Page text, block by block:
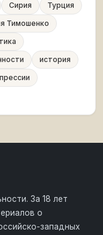
Сирия
Турция
Тимошенко
история
За 18 лет
о
западных